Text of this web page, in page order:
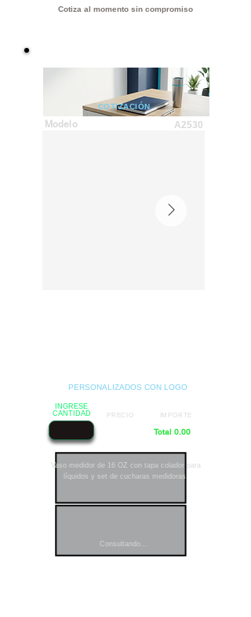
Cotiza al momento sin compromiso
COTIZACIÓN
Modelo A2530
PERSONALIZADOS CON LOGO
INGRESE
CANTIDAD
Total 0.00
IMPORTE
PRECIO
Vaso medidor de 16 OZ con tapa colador para
líquidos y set de cucharas medidoras.
Consultando...